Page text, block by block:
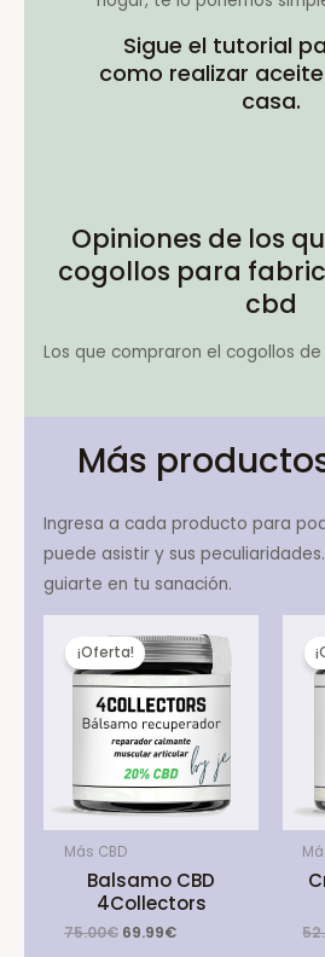
Sigue el tutorial
como realizar aceite
casa.
Opiniones de los
cogollos para
cbd
Los que compraron el cogollos
Más
Ingresa a cada producto para
puede asistir y sus
guiarte en tu sanación.
¡Oferta!
Más CBD
Balsamo CBD
4Collectors
75.00€ Original
69.99€Current